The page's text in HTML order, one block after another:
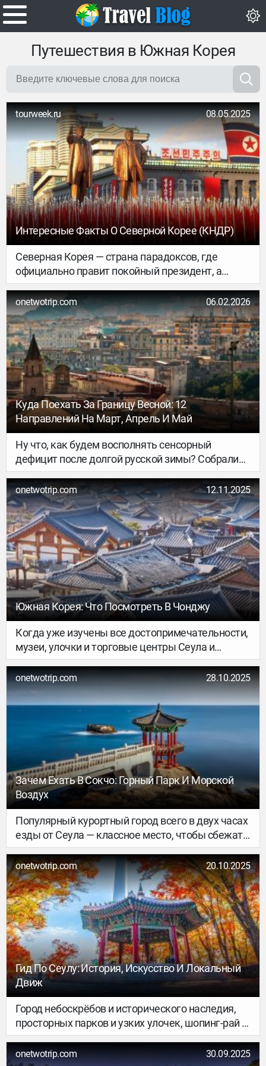
Путешествия в Южная Корея
tourweek.ru 08.05.2025
Интересные Факты О Северной Корее (КНДР)
Северная Корея — страна парадоксов, где
официально правит покойный президент, а
доступ в интернет закрыт для всех.
onetwotrip.com 06.02.2026
Куда Поехать За Границу Весной: 12
Направлений На Март, Апрель И Май
Ну что, как будем восполнять сенсорный
дефицит после долгой русской зимы? Собрали
12 весенних зарубежных направлений: для
хайкинга и трекинга, гастровпечатлений и
городских прогулок. От Японии до Португалии —
осталось только выбрать.
onetwotrip.com 12.11.2025
Южная Корея: Что Посмотреть В Чонджу
Когда уже изучены все достопримечательности,
музеи, улочки и торговые центры Сеула и
Пусана, самое время отправиться смотреть
другую Корею. Спокойную, тихую,
традиционную. Наш автор Лена Шумная
съездила в известный город исторических
ханоков и рассказывает, почему там стоит
побывать.
onetwotrip.com 28.10.2025
Зачем Ехать В Сокчо: Горный Парк И Морской
Воздух
Популярный курортный город всего в двух часах
езды от Сеула — классное место, чтобы сбежать
на выходные из шумного мегаполиса и
насладится размеренным ритмом жизни
прибрежного города. Наш автор, Лена Шумная,
была там уже несколько раз — и теперь
рассказывает, почему вам тоже нужно
включить Сокчо в своё следующее путешествие
по Южной Корее.
onetwotrip.com 20.10.2025
Гид По Сеулу: История, Искусство И Локальный
Движ
Город небоскрёбов и исторического наследия,
просторных парков и узких улочек, шопинг-рай и
бьюти-столица — всё это о Сеуле. Говорить о
столице Южной Кореи можно бесконечно, как и
onetwotrip.com 30.09.2025